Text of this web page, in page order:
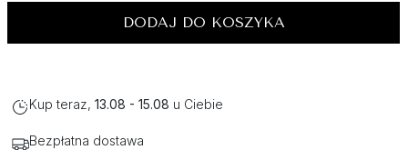
DODAJ DO KOSZYKA
Kup teraz, 13.08 - 15.08 u Ciebie
Bezpłatna dostawa